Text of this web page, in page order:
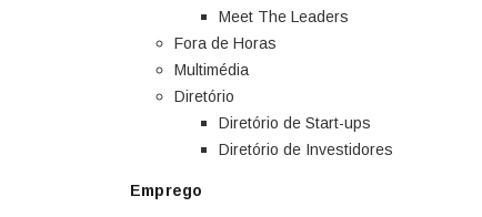
Meet The Leaders
Fora de Horas
Multimédia
Diretório
Diretório de Start-ups
Diretório de Investidores
Emprego